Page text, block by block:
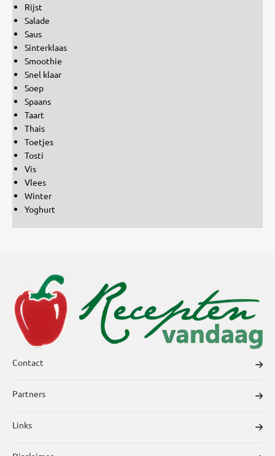
Rijst
Salade
Saus
Sinterklaas
Smoothie
Snel klaar
Soep
Spaans
Taart
Thais
Toetjes
Tosti
Vis
Vlees
Winter
Yoghurt
Contact
Partners
Links